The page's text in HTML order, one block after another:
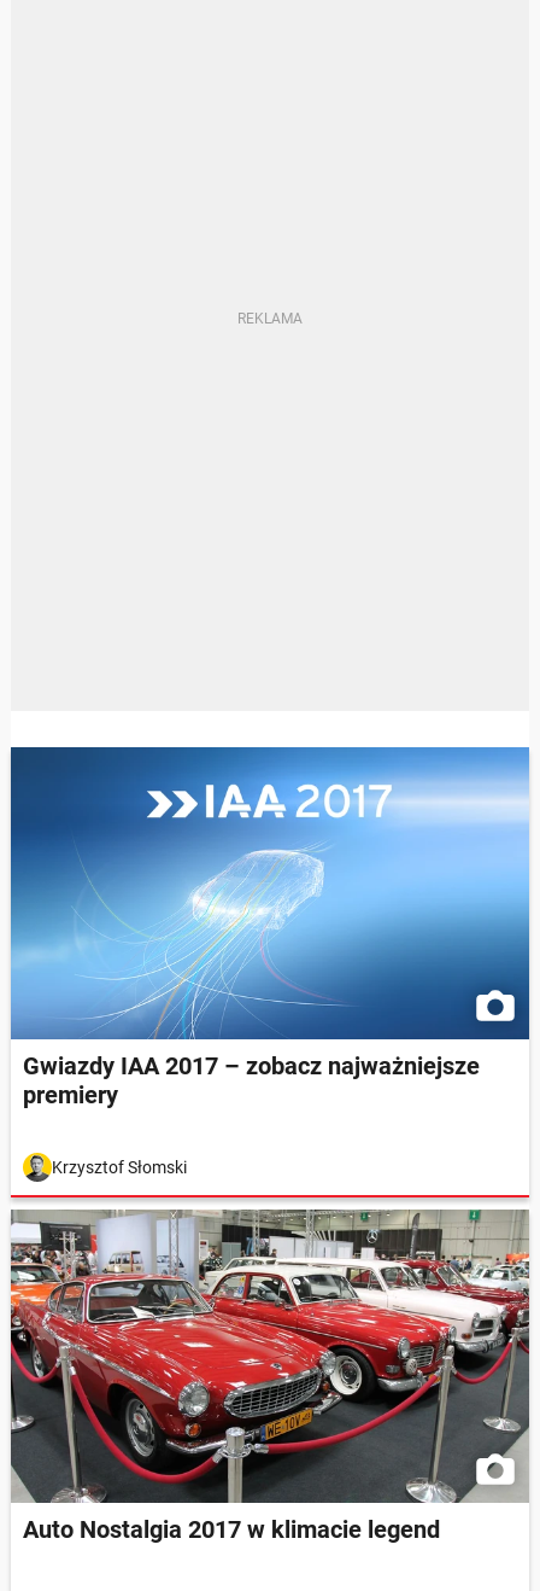
Gwiazdy IAA 2017 – zobacz najważniejsze
premiery
Krzysztof Słomski
Auto Nostalgia 2017 w klimacie legend